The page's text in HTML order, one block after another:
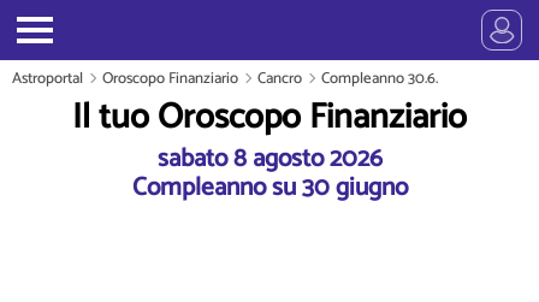
Astroportal Oroscopo Finanziario Cancro Compleanno 30.6.
Il tuo Oroscopo Finanziario
sabato 8 agosto 2026
Compleanno su 30 giugno